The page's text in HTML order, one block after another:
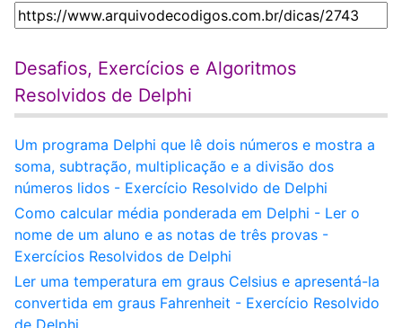
Desafios, Exercícios e Algoritmos
Resolvidos de Delphi
Um programa Delphi que lê dois números e mostra a
soma, subtração, multiplicação e a divisão dos
números lidos - Exercício Resolvido de Delphi
Como calcular média ponderada em Delphi - Ler o
nome de um aluno e as notas de três provas -
Exercícios Resolvidos de Delphi
Ler uma temperatura em graus Celsius e apresentá-la
convertida em graus Fahrenheit - Exercício Resolvido
de Delphi